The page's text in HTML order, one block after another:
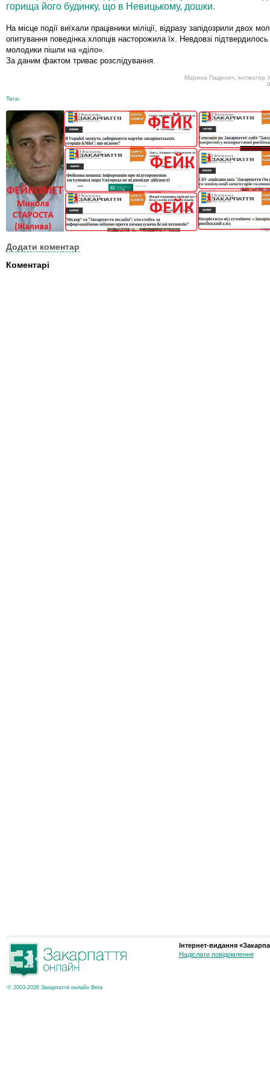
горища його будинку, що в Невицькому, дошки.
На місце події виїхали працівники міліції, відразу запідозрили двох
опитування поведінка хлопців насторожила їх. Невдовзі підтвердилось
молодики пішли на «діло».
За даним фактом триває розслідування.
Марина Паденич, інспектор
Теги:
Додати коментар
Коментарі
© 2003-2026 Закарпаття онлайн Beta
Інтернет-видання
Надіслати повідомлення